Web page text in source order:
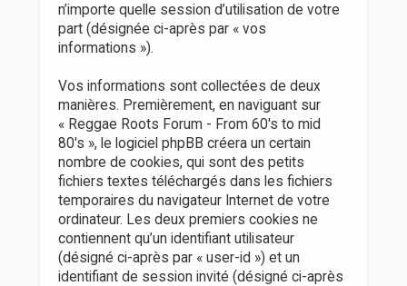
n’importe quelle session d’utilisation de votre
part (désignée ci-après par « vos
informations »).
Vos informations sont collectées de deux
manières. Premièrement, en naviguant sur
« Reggae Roots Forum - From 60's to mid
80's », le logiciel phpBB créera un certain
nombre de cookies, qui sont des petits
fichiers textes téléchargés dans les fichiers
temporaires du navigateur Internet de votre
ordinateur. Les deux premiers cookies ne
contiennent qu’un identifiant utilisateur
(désigné ci-après par « user-id ») et un
identifiant de session invité (désigné ci-après